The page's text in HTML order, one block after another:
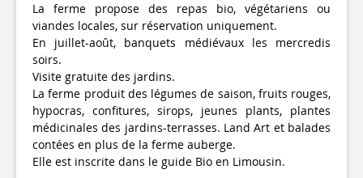
La ferme propose des repas bio, végétariens ou
viandes locales, sur réservation uniquement.
En juillet-août, banquets médiévaux les mercredis
soirs.
Visite gratuite des jardins.
La ferme produit des légumes de saison, fruits rouges,
hypocras, confitures, sirops, jeunes plants, plantes
médicinales des jardins-terrasses. Land Art et balades
contées en plus de la ferme auberge.
Elle est inscrite dans le guide Bio en Limousin.